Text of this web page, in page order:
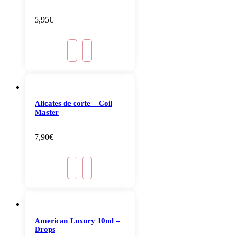
5,95€
Alicates de corte – Coil
Master
7,90€
American Luxury 10ml –
Drops